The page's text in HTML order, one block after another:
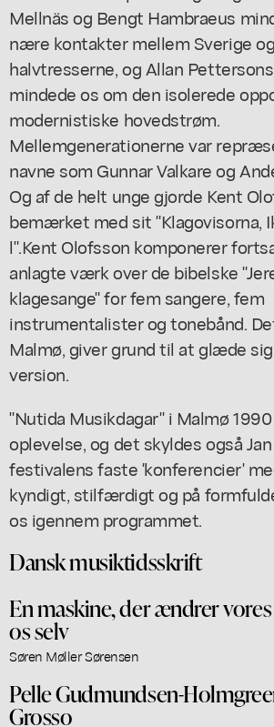
Mellnäs og Bengt Hambraeus
nære kontakter mellem Sverige
halvtresserne, og Allan
mindede os om den isolerede
modernistiske hovedstrøm.
Mellemgenerationerne var
navne som Gunnar Valkare og
Og af de helt unge gjorde Kent
bemærket med sit "Klagovisorna,
l".Kent Olofsson komponerer
anlagte værk over de bibelske
klagesange" for fem sangere, fem
instrumentalister og tonebånd.
Malmø, giver grund til at glæde
version.
"Nutida Musikdagar" i Malmø
oplevelse, og det skyldes også
festivalens faste 'konferencier'
kyndigt, stilfærdigt og på
os igennem programmet.
Dansk musiktidsskrift
En maskine, der ændrer
os selv
Søren Møller Sørensen
Pelle Gudmundsen-
Grosso